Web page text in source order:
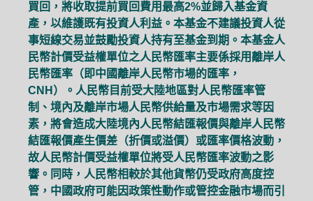
買回，將收取提前買回費用最高2%並歸入基金資
產，以維護既有投資人利益。本基金不建議投資人從
事短線交易並鼓勵投資人持有至基金到期。本基金人
民幣計價受益權單位之人民幣匯率主要係採用離岸人
民幣匯率（即中國離岸人民幣市場的匯率，
CNH）。人民幣目前受大陸地區對人民幣匯率管
制、境內及離岸市場人民幣供給量及市場需求等因
素，將會造成大陸境內人民幣結匯報價與離岸人民幣
結匯報價產生價差（折價或溢價）或匯率價格波動，
故人民幣計價受益權單位將受人民幣匯率波動之影
響。同時，人民幣相較於其他貨幣仍受政府高度控
管，中國政府可能因政策性動作或管控金融市場而引